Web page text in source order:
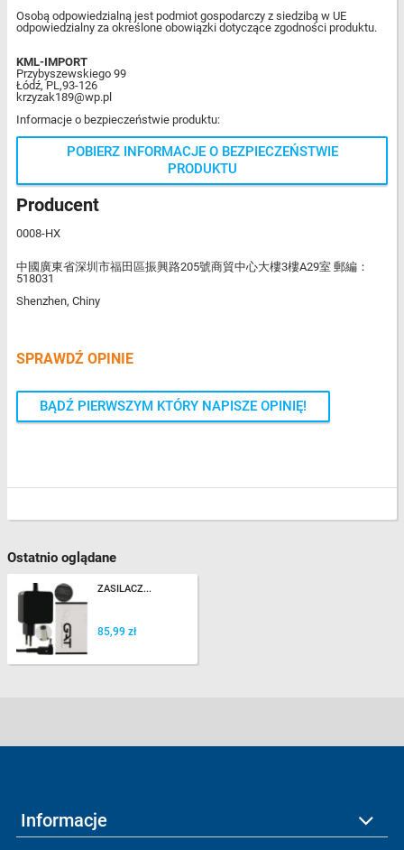
Osobą odpowiedzialną jest podmiot gospodarczy z siedzibą w UE
odpowiedzialny za określone obowiązki dotyczące zgodności produktu.
KML-IMPORT
Przybyszewskiego 99
Łódź, PL,93-126
krzyzak189@wp.pl
Informacje o bezpieczeństwie produktu:
POBIERZ INFORMACJE O BEZPIECZEŃSTWIE
PRODUKTU
Producent
0008-HX
中國廣東省深圳市福田區振興路205號商貿中心大樓3樓A29室 郵編：
518031
Shenzhen, Chiny
SPRAWDŹ OPINIE
BĄDŹ PIERWSZYM KTÓRY NAPISZE OPINIĘ!
Ostatnio oglądane
ZASILACZ...
85,99 zł
Informacje